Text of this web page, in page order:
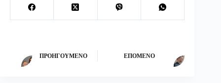
ΠΡΟΗΓΟΎΜΕΝΟ ΕΠΌΜΕΝΟ